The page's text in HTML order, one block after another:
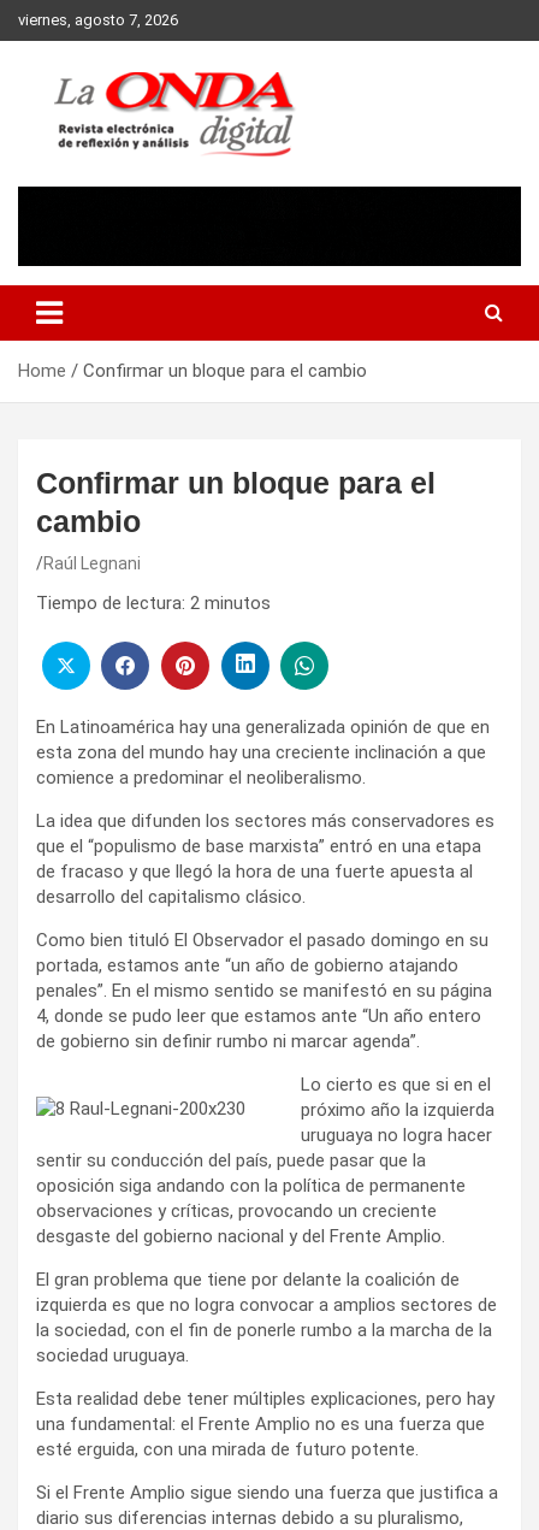
Skip
to
viernes, agosto 7, 2026
Home Confirmar un bloque para el cambio
Confirmar un bloque para el
cambio
Raúl Legnani
Tiempo de lectura: 2 minutos
En Latinoamérica hay una generalizada opinión de que en
esta zona del mundo hay una creciente inclinación a que
comience a predominar el neoliberalismo.
La idea que difunden los sectores más conservadores es
que el “populismo de base marxista” entró en una etapa
de fracaso y que llegó la hora de una fuerte apuesta al
desarrollo del capitalismo clásico.
Como bien tituló El Observador el pasado domingo en su
portada, estamos ante “un año de gobierno atajando
penales”. En el mismo sentido se manifestó en su página
4, donde se pudo leer que estamos ante “Un año entero
de gobierno sin definir rumbo ni marcar agenda”.
Lo cierto es que si en el
próximo año la izquierda
uruguaya no logra hacer
sentir su conducción del país, puede pasar que la
oposición siga andando con la política de permanente
observaciones y críticas, provocando un creciente
desgaste del gobierno nacional y del Frente Amplio.
El gran problema que tiene por delante la coalición de
izquierda es que no logra convocar a amplios sectores de
la sociedad, con el fin de ponerle rumbo a la marcha de la
sociedad uruguaya.
Esta realidad debe tener múltiples explicaciones, pero hay
una fundamental: el Frente Amplio no es una fuerza que
esté erguida, con una mirada de futuro potente.
Si el Frente Amplio sigue siendo una fuerza que justifica a
diario sus diferencias internas debido a su pluralismo,